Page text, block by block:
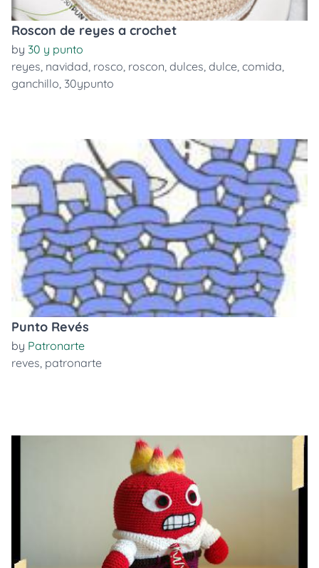
Roscon de reyes a crochet
by 30 y punto
reyes, navidad, rosco, roscon, dulces, dulce, comida,
ganchillo, 30ypunto
Punto Revés
by Patronarte
reves, patronarte